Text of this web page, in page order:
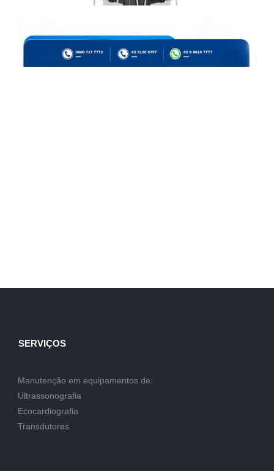
SERVIÇOS
Manutenção em equipamentos de:
Ultrassonografia
Ecocardiografia
Transdutores